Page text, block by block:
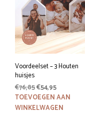
Voordeelset – 3 Houten
huisjes
€76,85Oorspronkelijke
prijs
was:
€54,95Huidige
prijs
is:
TOEVOEGEN AAN
WINKELWAGEN